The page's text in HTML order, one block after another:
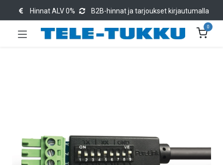
Hinnat ALV 0% B2B-hinnat ja tarjoukset kirjautumalla
0